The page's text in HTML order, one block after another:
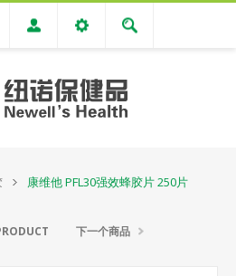
康维他 PFL30强效蜂胶片 250片
下一个商品